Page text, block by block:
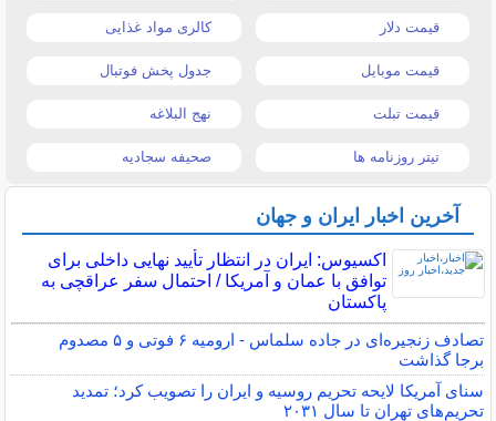
قیمت دلار کالری مواد غذایی
قیمت موبایل جدول پخش فوتبال
قیمت تبلت نهج البلاغه
تیتر روزنامه ها صحیفه سجادیه
آخرین اخبار ایران و جهان
اکسیوس: ایران در انتظار تأیید نهایی داخلی برای
توافق با عمان و آمریکا / احتمال سفر عراقچی به
پاکستان
تصادف زنجیره‌ای در جاده سلماس - ارومیه ۶ فوتی و ۵ مصدوم
برجا گذاشت
سنای آمریکا لایحه تحریم روسیه و ایران را تصویب کرد؛ تمدید
تحریم‌های تهران تا سال ۲۰۳۱